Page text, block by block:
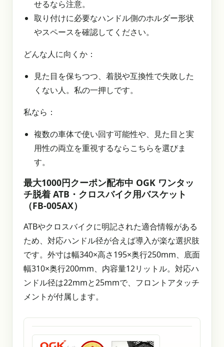
せるなら注意。
取り付けに必要なハンドル側のホルダー形状
やスペースを確認してください。
どんな人に向くか：
見た目を保ちつつ、着脱や互換性で失敗した
くない人。私の一押しです。
私なら：
複数の車体で使い回す可能性や、見た目と実
用性の両立を重視するならこちらを選びま
す。
最大1000円クーポン配布中 OGK ワンタッ
チ脱着 ATB・クロスバイク用バスケット
（FB-005AX）
ATBやクロスバイクに明記された適合情報がある
ため、対応ハンドル径が合えば導入が楽な選択肢
です。外寸は幅340×高さ195×奥行250mm、底面
幅310×奥行200mm、内容量12リットル。対応ハ
ンドル径は22mmと25mmで、フロントアタッチ
メントが付属します。